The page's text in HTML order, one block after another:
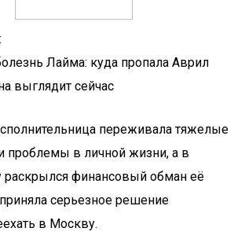
Лайма: куда пропала Аврил
выглядит сейчас
переживала тяжелые
проблемы в личной жизни, а в
раскрылся финансовый обман её
серьезное решение
в Москву.